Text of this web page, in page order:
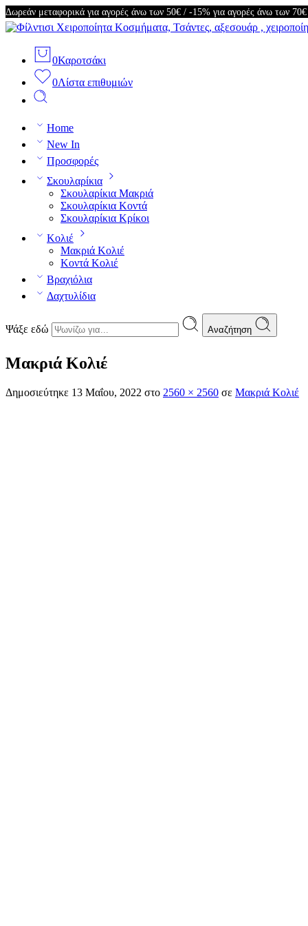
Δωρεάν μεταφορικά για αγορές άνω των 50€ / -15% για αγορές άνω των 70€
0Καροτσάκι
0Λίστα επιθυμιών
Home
New In
Προσφορές
Σκουλαρίκια
Σκουλαρίκια Μακριά
Σκουλαρίκια Κοντά
Σκουλαρίκια Κρίκοι
Κολιέ
Μακριά Κολιέ
Κοντά Κολιέ
Βραχιόλια
Δαχτυλίδια
Ψάξε εδώ Αναζήτηση
Μακριά Κολιέ
Δημοσιεύτηκε 13 Μαΐου, 2022 στο 2560 × 2560 σε Μακριά Κολιέ